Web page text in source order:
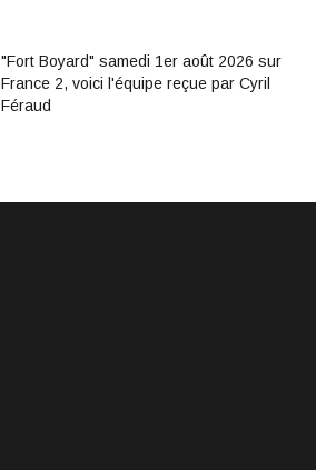
"Fort Boyard" samedi 1er août 2026 sur
France 2, voici l'équipe reçue par Cyril
Féraud